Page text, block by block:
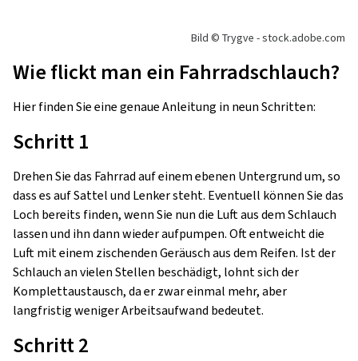
Bild © Trygve - stock.adobe.com
Wie flickt man ein Fahrradschlauch?
Hier finden Sie eine genaue Anleitung in neun Schritten:
Schritt 1
Drehen Sie das Fahrrad auf einem ebenen Untergrund um, so
dass es auf Sattel und Lenker steht. Eventuell können Sie das
Loch bereits finden, wenn Sie nun die Luft aus dem Schlauch
lassen und ihn dann wieder aufpumpen. Oft entweicht die
Luft mit einem zischenden Geräusch aus dem Reifen. Ist der
Schlauch an vielen Stellen beschädigt, lohnt sich der
Komplettaustausch, da er zwar einmal mehr, aber
langfristig weniger Arbeitsaufwand bedeutet.
Schritt 2